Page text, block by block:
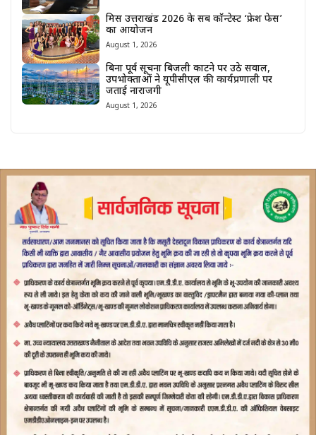
मिस उत्तराखंड 2026 के सब कॉन्टेस्ट ‘फ्रेश फेस’
का आयोजन
August 1, 2026
बिना पूर्व सूचना बिजली काटने पर उठे सवाल,
उपभोक्ताओं ने यूपीसीएल की कार्यप्रणाली पर
जताई नाराजगी
August 1, 2026